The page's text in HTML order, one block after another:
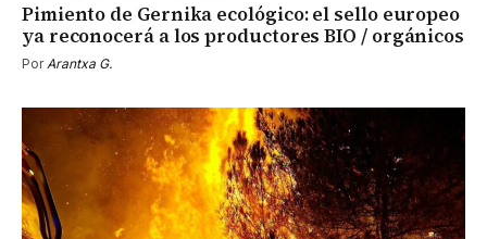
Pimiento de Gernika ecológico: el sello europeo
ya reconocerá a los productores BIO / orgánicos
PorArantxa G.